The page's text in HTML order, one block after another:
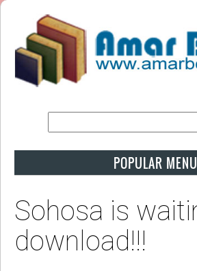
POPULAR MENU
Sohosa is
download!!!